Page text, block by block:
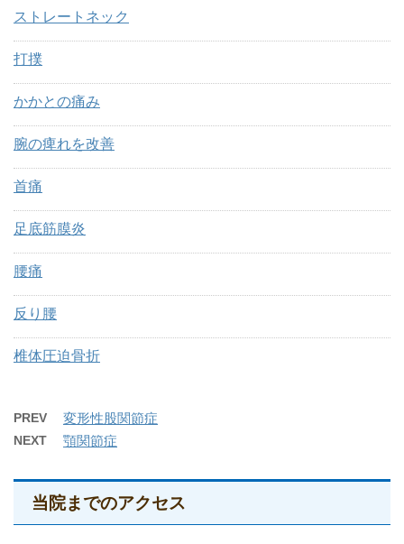
ストレートネック
打撲
かかとの痛み
腕の痺れを改善
首痛
足底筋膜炎
腰痛
反り腰
椎体圧迫骨折
PREV 変形性股関節症
NEXT 顎関節症
当院までのアクセス